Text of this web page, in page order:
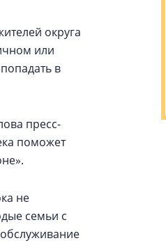
округа
или
в
пресс-
поможет
не
семьи с
Валентина Калинина, Анжелика
Альшаева, Александр
Свинолобов, Александр Кравцов,